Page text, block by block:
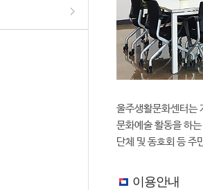
울주생활문화센터는
문화예술 활동을 하
단체 및 동호회 등 주
이용안내